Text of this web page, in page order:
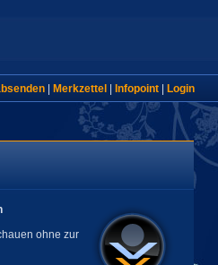
| Merkzettel Infopoint| Login
ohne zur